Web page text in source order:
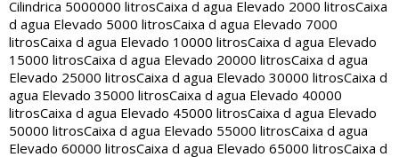
Cilindrica 5000000 litrosCaixa d agua Elevado 2000 litrosCaixa
d agua Elevado 5000 litrosCaixa d agua Elevado 7000
litrosCaixa d agua Elevado 10000 litrosCaixa d agua Elevado
15000 litrosCaixa d agua Elevado 20000 litrosCaixa d agua
Elevado 25000 litrosCaixa d agua Elevado 30000 litrosCaixa d
agua Elevado 35000 litrosCaixa d agua Elevado 40000
litrosCaixa d agua Elevado 45000 litrosCaixa d agua Elevado
50000 litrosCaixa d agua Elevado 55000 litrosCaixa d agua
Elevado 60000 litrosCaixa d agua Elevado 65000 litrosCaixa d